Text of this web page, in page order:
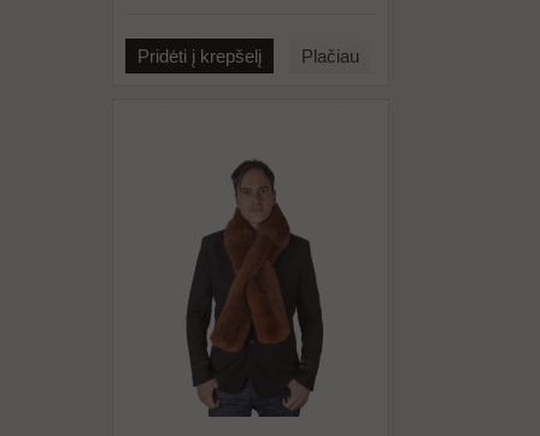
Pridėti į krepšelį Plačiau